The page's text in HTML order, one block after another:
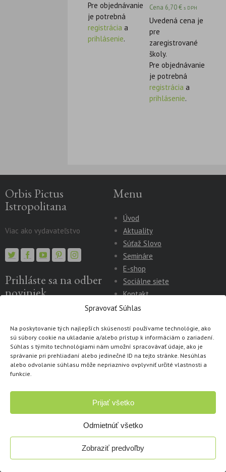
Spravovať Súhlas
Na poskytovanie tých najlepších skúseností používame technológie, ako
sú súbory cookie na ukladanie a/alebo prístup k informáciám o zariadení.
Súhlas s týmito technológiami nám umožní spracovávať údaje, ako je
správanie pri prehliadaní alebo jedinečné ID na tejto stránke. Nesúhlas
alebo odvolanie súhlasu môže nepriaznivo ovplyvniť určité vlastnosti a
funkcie.
Prijať všetko
Odmietnúť všetko
Zobraziť predvoľby
Pre objednávanie
je potrebná
registrácia a
prihlásenie.
Cena 6,70€ s DPH
Uvedená cena je
pre
zaregistrované
školy.
Pre objednávanie
je potrebná
registrácia a
prihlásenie.
Orbis Pictus
Istropolitana
Viac ako vydavateľstvo
Prihláste sa na odber
noviniek
osobných údajov
Menu
Úvod
Aktuality
Súťaž Slovo
Semináre
E-shop
Sociálne siete
Kontakt
Všeobecné obchodné
formulár Odstúpenie od
zmluvy Odstúpenie od zmluvy
– PDF Ochrana osobných
údajov Vyhľadanie ID
Kontakt
Orbis Pictus Istropolitana
Fakturačné údaje
ISTROPOLITANA, spol. s. r. o.